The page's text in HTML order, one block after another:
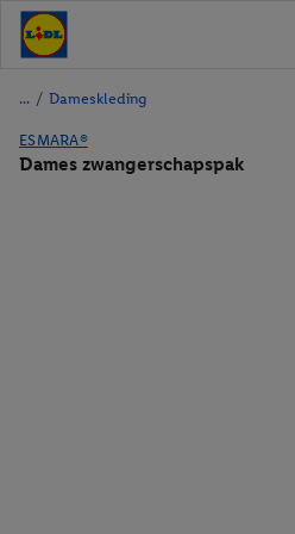
/ Dameskleding
ESMARA®
Dames zwangerschapspak